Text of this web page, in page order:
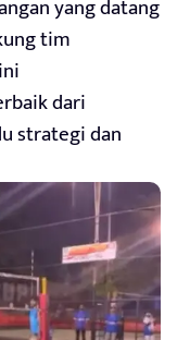
yang datang
tim
dari
strategi dan